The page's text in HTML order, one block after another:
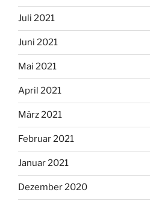
Juli 2021
Juni 2021
Mai 2021
April 2021
März 2021
Februar 2021
Januar 2021
Dezember 2020